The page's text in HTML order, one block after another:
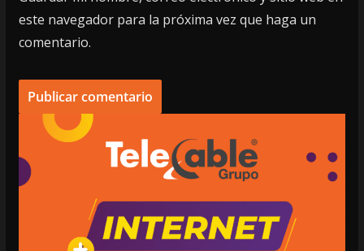
este navegador para la próxima vez que haga un
comentario.